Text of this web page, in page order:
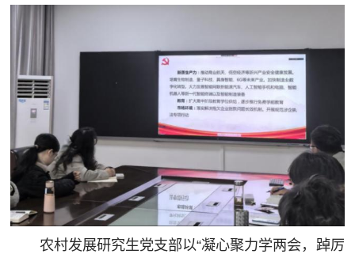
农村发展研究生党支部以“凝心聚力学两会，踔厉